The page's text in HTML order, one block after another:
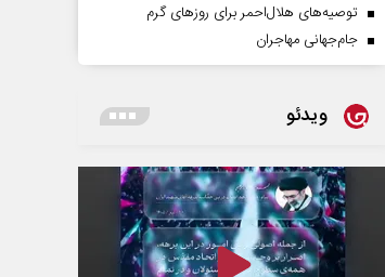
توصیه‌های هلال‌احمر برای روز‌های گرم
جام‌جهانی مهاجران
ویدئو